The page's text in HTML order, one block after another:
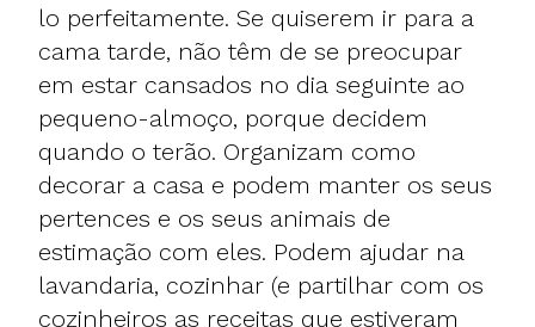
lo perfeitamente. Se quiserem ir para a
cama tarde, não têm de se preocupar
em estar cansados no dia seguinte ao
pequeno-almoço, porque decidem
quando o terão. Organizam como
decorar a casa e podem manter os seus
pertences e os seus animais de
estimação com eles. Podem ajudar na
lavandaria, cozinhar (e partilhar com os
cozinheiros as receitas que estiveram